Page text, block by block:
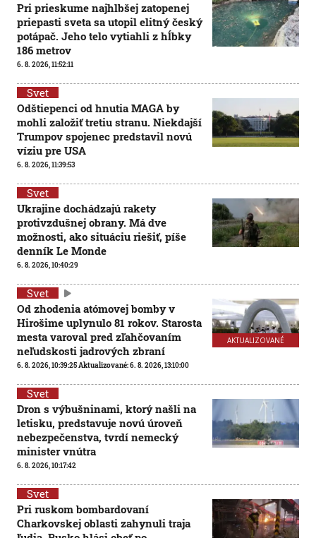
Pri prieskume najhlbšej zatopenej
priepasti sveta sa utopil elitný český
potápač. Jeho telo vytiahli z hĺbky
186 metrov
6. 8. 2026, 11:52:11
Svet
Odštiepenci od hnutia MAGA by
mohli založiť tretiu stranu. Niekdajší
Trumpov spojenec predstavil novú
víziu pre USA
6. 8. 2026, 11:39:53
Svet
Ukrajine dochádzajú rakety
protivzdušnej obrany. Má dve
možnosti, ako situáciu riešiť, píše
denník Le Monde
6. 8. 2026, 10:40:29
AKTUALIZOVANÉ
Svet
Od zhodenia atómovej bomby v
Hirošime uplynulo 81 rokov. Starosta
mesta varoval pred zľahčovaním
neľudskosti jadrových zbraní
6. 8. 2026, 10:39:25Aktualizované:6. 8. 2026, 13:10:00
Svet
Dron s výbušninami, ktorý našli na
letisku, predstavuje novú úroveň
nebezpečenstva, tvrdí nemecký
minister vnútra
6. 8. 2026, 10:17:42
Svet
Pri ruskom bombardovaní
Charkovskej oblasti zahynuli traja